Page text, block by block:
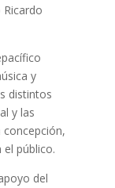
y
distintos
y las
concepción,
público.
del